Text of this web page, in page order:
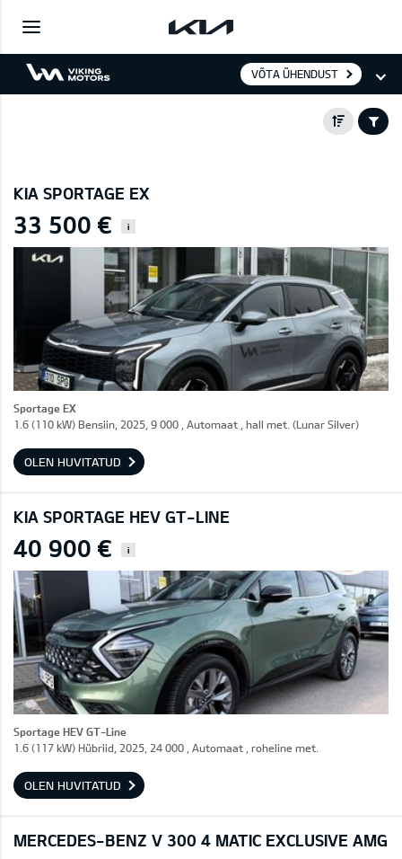
VÕTA ÜHENDUST
KIA SPORTAGE EX
33 500 € i
Sportage EX
1.6 (110 kW) Bensiin, 2025, 9 000 , Automaat , hall met. (Lunar Silver)
OLEN HUVITATUD
KIA SPORTAGE HEV GT-LINE
40 900 € i
Sportage HEV GT-Line
1.6 (117 kW) Hübriid, 2025, 24 000 , Automaat , roheline met.
OLEN HUVITATUD
MERCEDES-BENZ V 300 4 MATIC EXCLUSIVE AMG